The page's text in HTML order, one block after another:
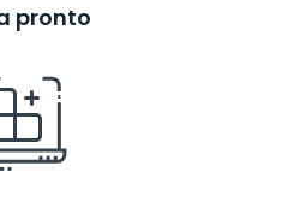
pronto